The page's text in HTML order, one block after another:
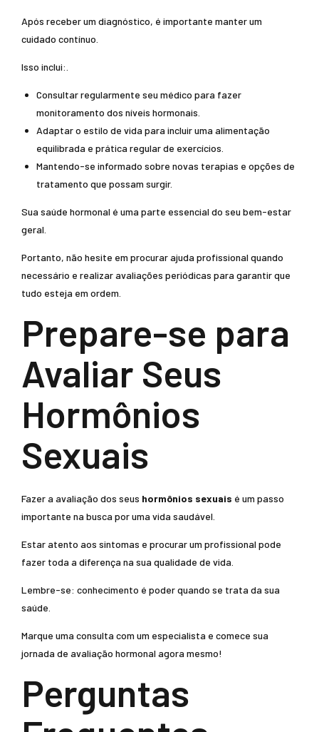
Após receber um diagnóstico, é importante manter um
cuidado contínuo.
Isso inclui:.
Consultar regularmente seu médico para fazer
monitoramento dos níveis hormonais.
Adaptar o estilo de vida para incluir uma alimentação
equilibrada e prática regular de exercícios.
Mantendo-se informado sobre novas terapias e opções de
tratamento que possam surgir.
Sua saúde hormonal é uma parte essencial do seu bem-estar
geral.
Portanto, não hesite em procurar ajuda profissional quando
necessário e realizar avaliações periódicas para garantir que
tudo esteja em ordem.
Prepare-se para
Avaliar Seus
Hormônios
Sexuais
Fazer a avaliação dos seus hormônios sexuais é um passo
importante na busca por uma vida saudável.
Estar atento aos sintomas e procurar um profissional pode
fazer toda a diferença na sua qualidade de vida.
Lembre-se: conhecimento é poder quando se trata da sua
saúde.
Marque uma consulta com um especialista e comece sua
jornada de avaliação hormonal agora mesmo!
Perguntas